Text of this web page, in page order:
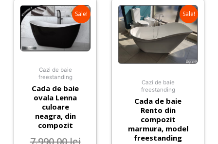
Sale!
Cazi de baie
freestanding
Cada de baie
ovala Lenna
culoare
neagra, din
compozit
Sale!
Cazi de baie
freestanding
Cada de baie
Rento din
compozit
marmura, model
freestanding